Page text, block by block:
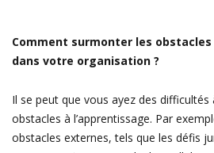
Comment surmonter les obstacles
dans votre organisation ?
Il se peut que vous ayez des
obstacles à l’apprentissage. Par
obstacles externes, tels que les défis